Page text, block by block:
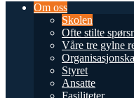
Om oss
Skolen
Ofte stilte
Våre tre gylne
Styret
Ansatte
Fasiliteter